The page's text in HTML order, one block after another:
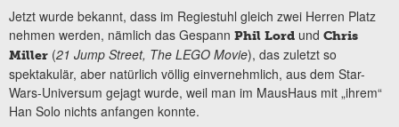
Jetzt wurde bekannt, dass im Regiestuhl gleich zwei Herren Platz
nehmen werden, nämlich das Gespann Phil Lord und Chris
Miller (21 Jump Street, The LEGO Movie), das zuletzt so
spektakulär, aber natürlich völlig einvernehmlich, aus dem Star-
Wars-Universum gejagt wurde, weil man im MausHaus mit „ihrem“
Han Solo nichts anfangen konnte.